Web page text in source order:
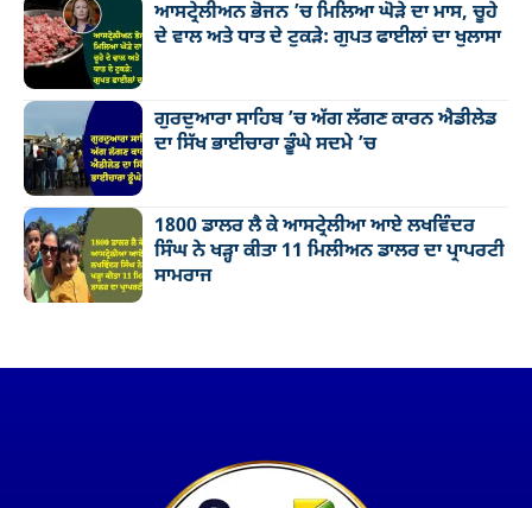
ਆਸਟ੍ਰੇਲੀਅਨ ਭੋਜਨ ’ਚ ਮਿਲਿਆ ਘੋੜੇ ਦਾ ਮਾਸ, ਚੂਹੇ
ਦੇ ਵਾਲ ਅਤੇ ਧਾਤ ਦੇ ਟੁਕੜੇ: ਗੁਪਤ ਫਾਈਲਾਂ ਦਾ ਖੁਲਾਸਾ
ਗੁਰਦੁਆਰਾ ਸਾਹਿਬ ’ਚ ਅੱਗ ਲੱਗਣ ਕਾਰਨ ਐਡੀਲੇਡ
ਦਾ ਸਿੱਖ ਭਾਈਚਾਰਾ ਡੂੰਘੇ ਸਦਮੇ ’ਚ
1800 ਡਾਲਰ ਲੈ ਕੇ ਆਸਟ੍ਰੇਲੀਆ ਆਏ ਲਖਵਿੰਦਰ
ਸਿੰਘ ਨੇ ਖੜ੍ਹਾ ਕੀਤਾ 11 ਮਿਲੀਅਨ ਡਾਲਰ ਦਾ ਪ੍ਰਾਪਰਟੀ
ਸਾਮਰਾਜ